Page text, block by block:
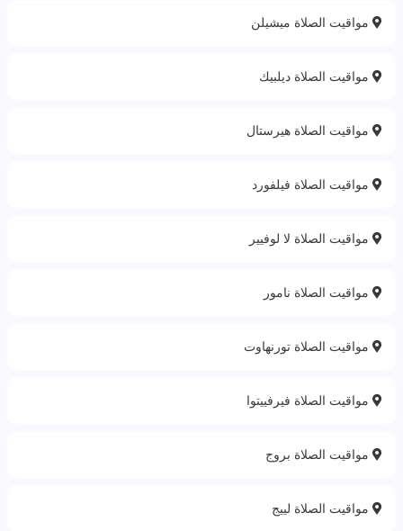
مواقيت الصلاة ميشيلن
مواقيت الصلاة ديلبيك
مواقيت الصلاة هيرستال
مواقيت الصلاة فيلفورد
مواقيت الصلاة لا لوفيير
مواقيت الصلاة نامور
مواقيت الصلاة تورنهاوت
مواقيت الصلاة فيرفييتوا
مواقيت الصلاة بروج
مواقيت الصلاة لييج